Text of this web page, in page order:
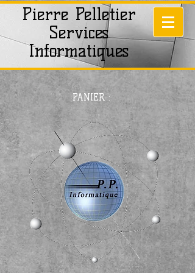
Pierre Pelletier
Services
Informatiques
PANIER :